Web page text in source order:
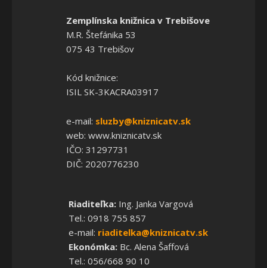
Zemplínska knižnica v Trebišove
M.R. Štefánika 53
075 43 Trebišov
Kód knižnice:
ISIL SK-3KACRA03917
e-mail: sluzby@kniznicatv.sk
web: www.kniznicatv.sk
IČO: 31297731
DIČ: 2020776230
Riaditeľka:Ing. Janka Vargová
Tel.: 0918 755 857
e-mail: riaditelka@kniznicatv.sk
Ekonómka:Bc. Alena Šaffová
Tel.: 056/668 90 10